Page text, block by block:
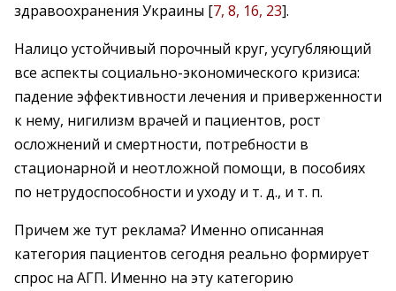
здравоохранения Украины [7, 8, 16, 23].
Налицо устойчивый порочный круг, усугубляющий
все аспекты социально-экономического кризиса:
падение эффективности лечения и приверженности
к нему, нигилизм врачей и пациентов, рост
осложнений и смертности, потребности в
стационарной и неотложной помощи, в пособиях
по нетрудоспособности и уходу и т. д., и т. п.
Причем же тут реклама? Именно описанная
категория пациентов сегодня реально формирует
спрос на АГП. Именно на эту категорию